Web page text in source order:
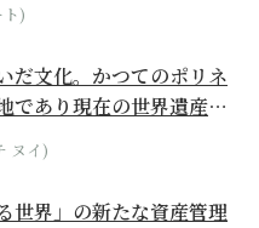
)
だ文化。かつてのポリネ
であり現在の世界遺産か
ヌイ)
世界」の新たな資産管理